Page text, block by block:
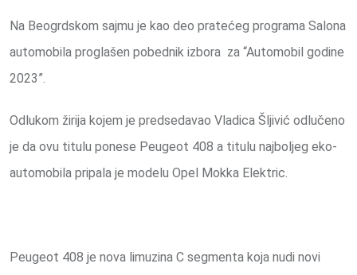
Na Beogrdskom sajmu je kao deo pratećeg programa Salona
automobila proglašen pobednik izbora za “Automobil godine
2023”.
Odlukom žirija kojem je predsedavao Vladica Šljivić odlučeno
je da ovu titulu ponese Peugeot 408 a titulu najboljeg eko-
automobila pripala je modelu Opel Mokka Elektric.
Peugeot 408 je nova limuzina C segmenta koja nudi novi